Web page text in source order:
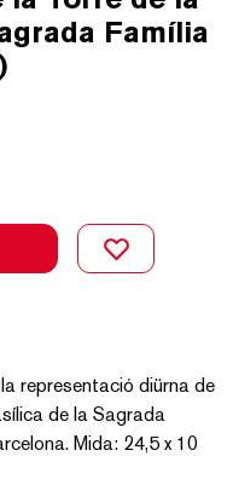
Família
representació diürna de
de la Sagrada
Mida: 24,5 x 10